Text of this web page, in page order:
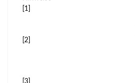
[1]
[2]
[3]